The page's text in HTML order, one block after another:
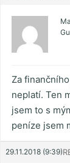
Za
neplatí. Ten
jsem to s
peníze jsem
29.11.2018 (9:39)